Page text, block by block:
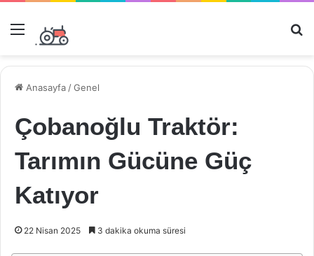
Menü
Anasayfa /Genel
Çobanoğlu Traktör:
Tarımın Gücüne Güç
Katıyor
22 Nisan 2025 3 dakika okuma süresi